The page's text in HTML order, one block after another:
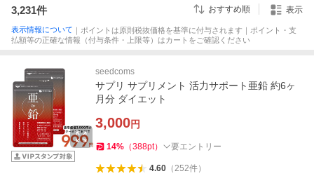
3,231件 おすすめ順 表示
表示情報について ｜ポイントは原則税抜価格を基準に付与されます｜ポイント・支
払額等の正確な情報（付与条件・上限等）はカートをご確認ください
seedcoms
サプリ サプリメント 活力サポート亜鉛 約6ヶ
月分 ダイエット
3,000円
14% （388pt） 要エントリー
4.60（252件）